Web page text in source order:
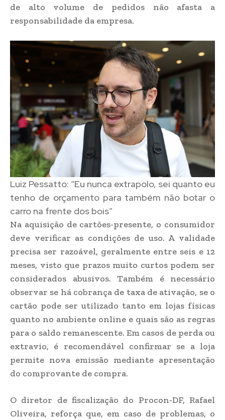
de alto volume de pedidos não afasta a
responsabilidade da empresa.
Luiz Pessatto: “Eu nunca extrapolo, sei quanto eu
tenho de orçamento para também não botar o
carro na frente dos bois”
Na aquisição de cartões-presente, o consumidor
deve verificar as condições de uso. A validade
precisa ser razoável, geralmente entre seis e 12
meses, visto que prazos muito curtos podem ser
considerados abusivos. Também é necessário
observar se há cobrança de taxa de ativação, se o
cartão pode ser utilizado tanto em lojas físicas
quanto no ambiente online e quais são as regras
para o saldo remanescente. Em casos de perda ou
extravio, é recomendável confirmar se a loja
permite nova emissão mediante apresentação
do comprovante de compra.
O diretor de fiscalização do Procon-DF, Rafael
Oliveira, reforça que, em caso de problemas, o